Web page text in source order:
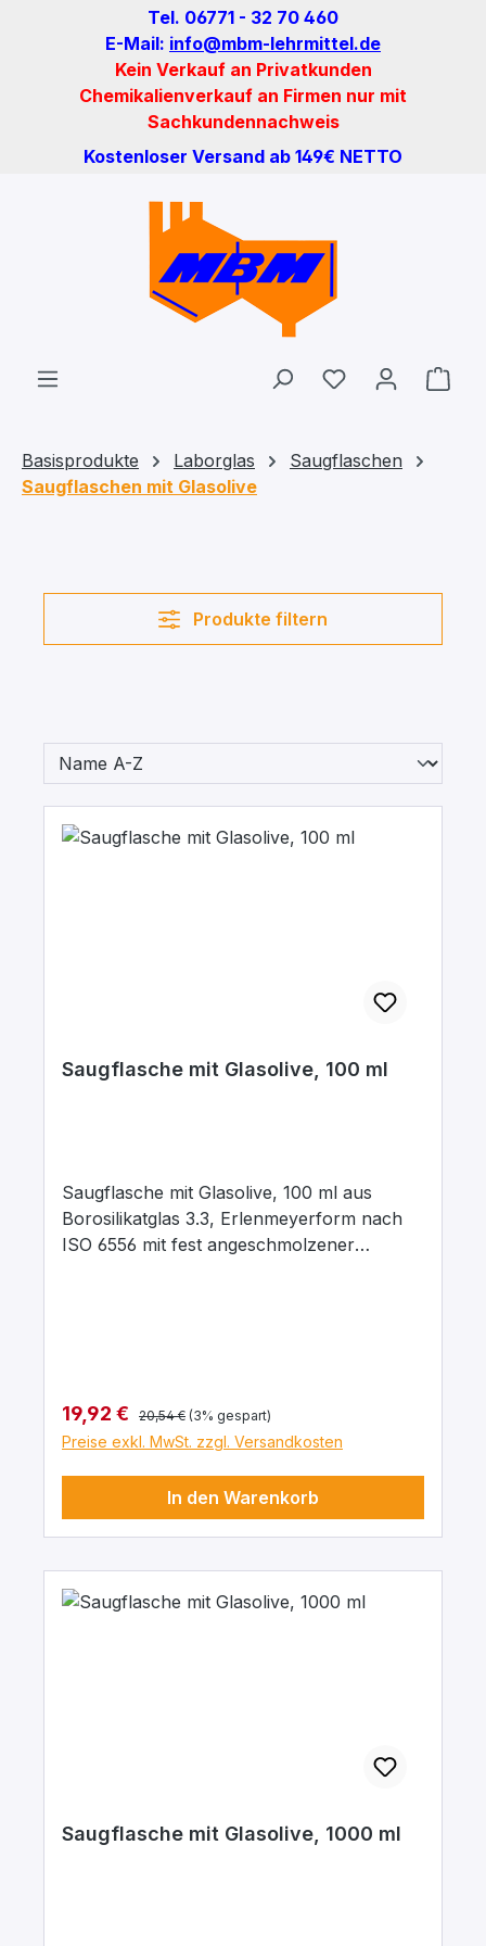
Zum Hauptinhalt springenTel. 06771 - 32 70 460
E-Mail: info@mbm-lehrmittel.de
Kein Verkauf an Privatkunden
Chemikalienverkauf an Firmen nur mit
Sachkundennachweis
Kostenloser Versand ab 149€ NETTO
Du hast 0
Basisprodukte Laborglas
Saugflaschen
Saugflaschen mit Glasolive
Produkte filtern
Saugflasche mit Glasolive, 100 ml
Saugflasche mit Glasolive, 100 ml aus
Borosilikatglas 3.3, Erlenmeyerform nach
ISO 6556 mit fest angeschmolzener
Innendurchmesser 2: 24 mm h = Höhe: 105
mm
Verkaufspreis:
19,92 € Regulärer Preis:
20,54 € (3% gespart)
Preise exkl. MwSt. zzgl. Versandkosten
In den Warenkorb
Saugflasche mit Glasolive, 1000 ml